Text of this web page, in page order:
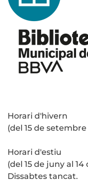
Horari d'hivern
(del 15 de
Horari d'estiu
(del 15 de juny al
Dissabtes tancat.